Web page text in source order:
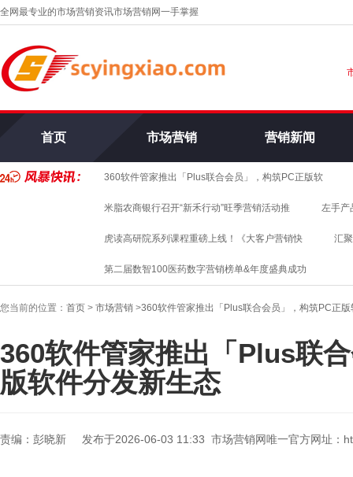
全网最专业的市场营销资讯市场营销网一手掌握
首页 市场营销 营销新闻
360软件管家推出「Plus联合会员」，构筑PC正版软
米脂农商银行召开“新禾行动”旺季营销活动推 左手产
虎读高研院系列课程重磅上线！《大客户营销快 汇
第二届数智100医药数字营销榜单&年度盛典成功
您当前的位置： 首页 > 市场营销 >360软件管家推出「Plus联合会员」，构筑PC正
360软件管家推出「Plus联
版软件分发新生态
责编：彭晓新 发布于2026-06-03 11:33 市场营销网唯一官方网址：